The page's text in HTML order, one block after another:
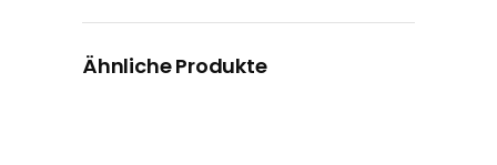
Ähnliche Produkte